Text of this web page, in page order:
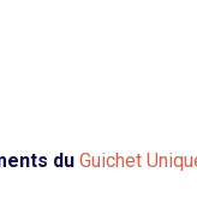
du Guichet